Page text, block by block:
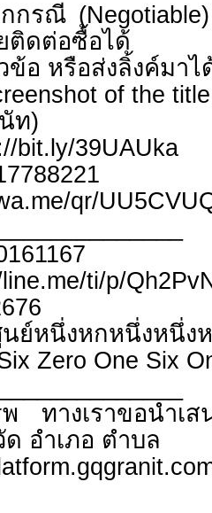
กกรณี
ติดต่อซื้อได้
อ หรือส่งลิ้งค์มาไ
of the
ท)
bit.ly/39UAUka
qr/
ti/p/
ย์หนึ่งหกหนึ่งหนึ่ง
Zero One Six
พ ทางเราขอนำเ
อำเภอ ตำบล